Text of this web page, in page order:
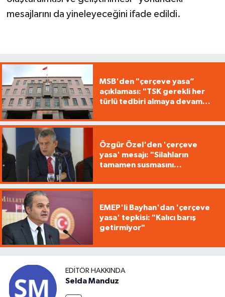
mesajlarını da yineleyeceğini ifade edildi.
MSB'den "çerçeve yasa”
açıklaması: "TSK gerekli her
türlü tedbiri almaya devam
Özgür Özel'den 'çerçeve
yasa' mesajı: "Silahların
tamamen susmasını
EMEP'li Bayhan'dan 'çerçeve
yasa' tepkisi: "Kalıcı barış
getirmiyor"
EDITÖR HAKKINDA
Selda Manduz